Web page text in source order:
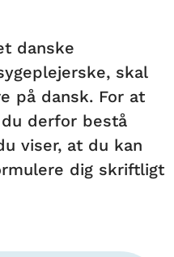
danske
skal
på dansk. For at
derfor bestå
viser, at du kan
dig skriftligt